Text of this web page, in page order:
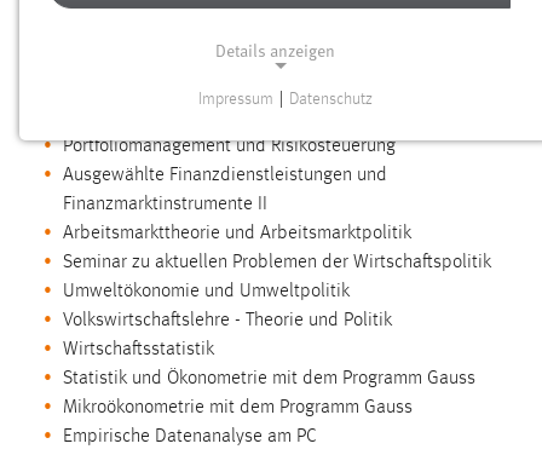
DER FACHHOCHSCHULE AMBERG-WEIDEN
Portfoliomanagement und Risikosteuerung
Ausgewählte Finanzdienstleistungen und
Finanzmarktinstrumente II
Arbeitsmarkttheorie und Arbeitsmarktpolitik
Seminar zu aktuellen Problemen der Wirtschaftspolitik
Umweltökonomie und Umweltpolitik
Volkswirtschaftslehre - Theorie und Politik
Wirtschaftsstatistik
Statistik und Ökonometrie mit dem Programm Gauss
Mikroökonometrie mit dem Programm Gauss
Empirische Datenanalyse am PC
Details anzeigen
Notwendige Cookies ermöglichen grundlegende
Funktionen und sind für die einwandfreie Funktion der
Einverständnis
Name:
cookie_consent
Zweck:
Dieser Cookie speichert die ausgewählten Einverständnis-
Optionen des Benutzers
Impressum Datenschutz